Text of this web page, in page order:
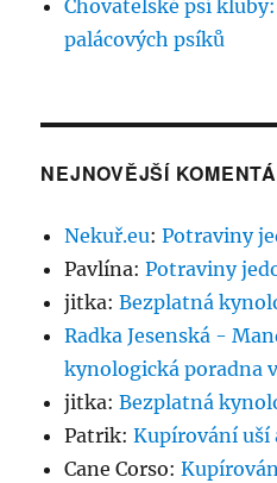
Chovatelské psí
palácových psíků
NEJNOVĚJŠÍ
Nekuř.eu:Potraviny
Pavlína:Potraviny
jitka:Bezplatná
Radka Jesenská -
kynologická poradna
jitka:Bezplatná
Patrik:Kupírování uší
Cane Corso: